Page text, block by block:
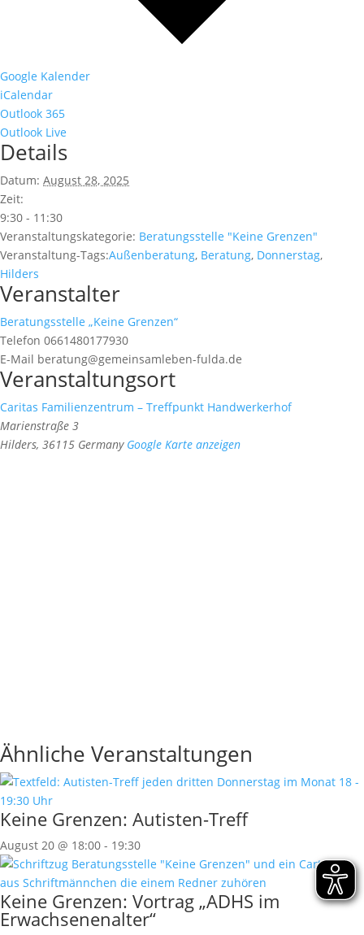
Google Kalender
iCalendar
Outlook 365
Outlook Live
Details
Datum: August 28, 2025
Zeit:
9:30 - 11:30
Veranstaltungskategorie: Beratungsstelle "Keine Grenzen"
Veranstaltung-Tags:Außenberatung, Beratung, Donnerstag,
Hilders
Veranstalter
Beratungsstelle „Keine Grenzen“
Telefon 0661480177930
E-Mail beratung@gemeinsamleben-fulda.de
Veranstaltungsort
Caritas Familienzentrum – Treffpunkt Handwerkerhof
Marienstraße 3
Hilders, 36115 Germany Google Karte anzeigen
Ähnliche Veranstaltungen
Keine Grenzen: Autisten-Treff
August 20 @ 18:00 - 19:30
Keine Grenzen: Vortrag „ADHS im
Erwachsenenalter“